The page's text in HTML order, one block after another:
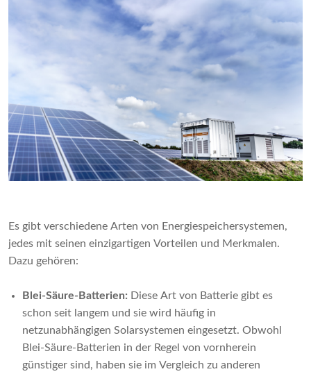
Es gibt verschiedene Arten von Energiespeichersystemen,
jedes mit seinen einzigartigen Vorteilen und Merkmalen.
Dazu gehören:
Blei-Säure-Batterien: Diese Art von Batterie gibt es
schon seit langem und sie wird häufig in
netzunabhängigen Solarsystemen eingesetzt. Obwohl
Blei-Säure-Batterien in der Regel von vornherein
günstiger sind, haben sie im Vergleich zu anderen